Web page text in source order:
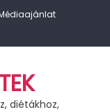
diétákhoz,